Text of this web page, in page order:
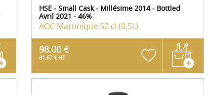
HSE - Small Cask - Millésime 2014 - Bottled
Avril 2021 - 46%
AOC Martinique 50 cl (0.5L)
98.00 €
81.67 € HT